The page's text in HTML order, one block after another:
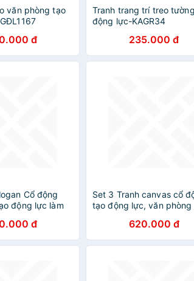
văn phòng tạo
đ
Tranh trang trí treo
động lực-KAGR34
235.000 đ
Cổ động
động lực làm
đ
Set 3 Tranh canvas cổ
tạo động lực, văn phòng
có sẵn đinh móc công cụ
tranh SVP263132
620.000 đ